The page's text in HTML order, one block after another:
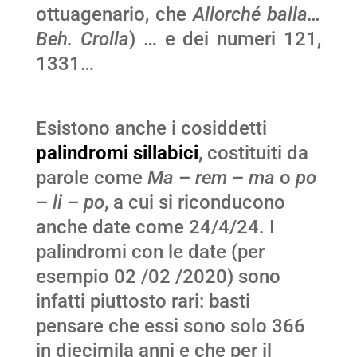
ottuagenario, cheAllorché balla…
Beh. Crolla) … e dei numeri 121,
1331…
Esistono anche i cosiddetti
palindromi sillabici, costituiti da
parole come Ma – rem – ma o po
– li– po, a cui si riconducono
anche date come 24/4/24. I
palindromi con le date (per
esempio 02 /02 /2020) sono
infatti piuttosto rari: basti
pensare che essi sono solo 366
in diecimila anni e che per il